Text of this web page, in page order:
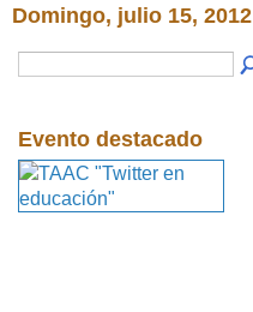
Domingo, julio 15, 2012
Evento destacado